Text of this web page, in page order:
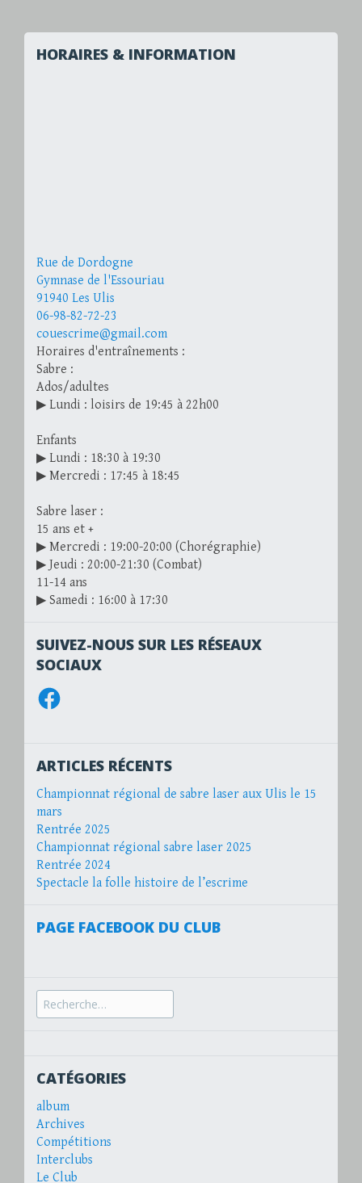
HORAIRES & INFORMATION
Rue de Dordogne
Gymnase de l'Essouriau
91940 Les Ulis
06-98-82-72-23
couescrime@gmail.com
Horaires d'entraînements :
Sabre :
Ados/adultes
▶ Lundi : loisirs de 19:45 à 22h00
Enfants
▶ Lundi : 18:30 à 19:30
▶ Mercredi : 17:45 à 18:45
Sabre laser :
15 ans et +
▶ Mercredi : 19:00-20:00 (Chorégraphie)
▶ Jeudi : 20:00-21:30 (Combat)
11-14 ans
▶ Samedi : 16:00 à 17:30
SUIVEZ-NOUS SUR LES RÉSEAUX
SOCIAUX
Facebook
ARTICLES RÉCENTS
Championnat régional de sabre laser aux Ulis le 15
mars
Rentrée 2025
Championnat régional sabre laser 2025
Rentrée 2024
Spectacle la folle histoire de l’escrime
PAGE FACEBOOK DU CLUB
Recherche
pour :
CATÉGORIES
album
Archives
Compétitions
Interclubs
Le Club